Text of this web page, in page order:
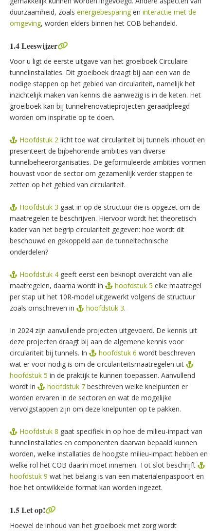
duurzaamheid, zoals energiebesparingen interactie met de
omgeving, worden elders binnen het COB behandeld.
1.4 Leeswijzer
Voor u ligt de eerste uitgave van het groeiboek Circulaire
tunnelinstallaties. Dit groeiboek draagt bij aan een van de
nodige stappen op het gebied van circulariteit, namelijk het
inzichtelijk maken van kennis die aanwezig is in de keten. Het
groeiboek kan bij tunnelrenovatieprojecten geraadpleegd
worden om inspiratie op te doen.
Hoofdstuk 2 licht toe wat circulariteit bij tunnels inhoudt en
presenteert de bijbehorende ambities van diverse
tunnelbeheerorganisaties. De geformuleerde ambities vormen
houvast voor de sector om gezamenlijk verder stappen te
zetten op het gebied van circulariteit.
Hoofdstuk 3 gaat in op de structuur die is opgezet om de
maatregelen te beschrijven. Hiervoor wordt het theoretisch
kader van het begrip circulariteit gegeven: hoe wordt dit
beschouwd en gekoppeld aan de tunneltechnische
onderdelen?
Hoofdstuk 4 geeft eerst een beknopt overzicht van alle
maatregelen, daarna wordt in
hoofdstuk 5 elke maatregel
per stap uit het 10R-model uitgewerkt volgens de structuur
zoals omschreven in
hoofdstuk 3.
In 2024 zijn aanvullende projecten uitgevoerd. De kennis uit
deze projecten draagt bij aan de algemene kennis voor
circulariteit bij tunnels. In
hoofdstuk 6 wordt beschreven
wat er voor nodig is om de circulariteitsmaatregelen uit
hoofdstuk 5 in de praktijk te kunnen toepassen. Aanvullend
wordt in
hoofdstuk 7 beschreven welke knelpunten er
worden ervaren in de sectoren en wat de mogelijke
vervolgstappen zijn om deze knelpunten op te pakken.
Hoofdstuk 8 gaat specifiek in op hoe de milieu-impact van
tunnelinstallaties en componenten daarvan bepaald kunnen
worden, welke installaties de hoogste milieu-impact hebben en
welke rol het COB daarin moet innemen. Tot slot beschrijft
hoofdstuk 9 wat het belang is van een materialenpaspoort en
hoe het ontwikkelde format kan worden ingezet.
1.5 Let op!
Hoewel de inhoud van het groeiboek met zorg wordt